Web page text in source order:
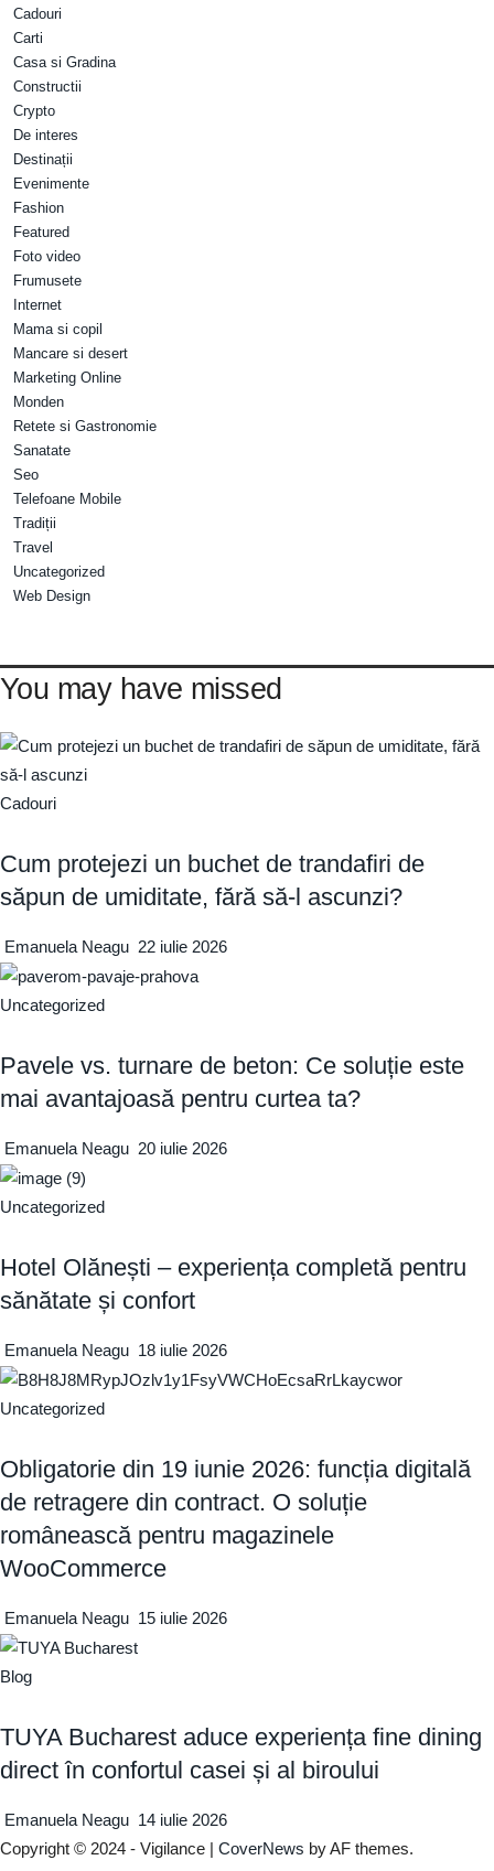
Cadouri
Carti
Casa si Gradina
Constructii
Crypto
De interes
Destinații
Evenimente
Fashion
Featured
Foto video
Frumusete
Internet
Mama si copil
Mancare si desert
Marketing Online
Monden
Retete si Gastronomie
Sanatate
Seo
Telefoane Mobile
Tradiții
Travel
Uncategorized
Web Design
You may have missed
Cadouri
Cum protejezi un buchet de trandafiri de
săpun de umiditate, fără să-l ascunzi?
Emanuela Neagu 22 iulie 2026
Uncategorized
Pavele vs. turnare de beton: Ce soluție este
mai avantajoasă pentru curtea ta?
Emanuela Neagu 20 iulie 2026
Uncategorized
Hotel Olănești – experiența completă pentru
sănătate și confort
Emanuela Neagu 18 iulie 2026
Uncategorized
Obligatorie din 19 iunie 2026: funcția digitală
de retragere din contract. O soluție
românească pentru magazinele
WooCommerce
Emanuela Neagu 15 iulie 2026
Blog
TUYA Bucharest aduce experiența fine dining
direct în confortul casei și al biroului
Emanuela Neagu 14 iulie 2026
Copyright © 2024 - Vigilance | CoverNews by AF themes.